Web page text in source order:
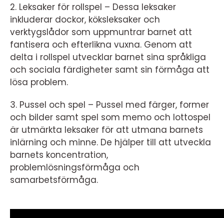
2. Leksaker för rollspel – Dessa leksaker
inkluderar dockor, köksleksaker och
verktygslådor som uppmuntrar barnet att
fantisera och efterlikna vuxna. Genom att
delta i rollspel utvecklar barnet sina språkliga
och sociala färdigheter samt sin förmåga att
lösa problem.
3. Pussel och spel – Pussel med färger, former
och bilder samt spel som memo och lottospel
är utmärkta leksaker för att utmana barnets
inlärning och minne. De hjälper till att utveckla
barnets koncentration,
problemlösningsförmåga och
samarbetsförmåga.